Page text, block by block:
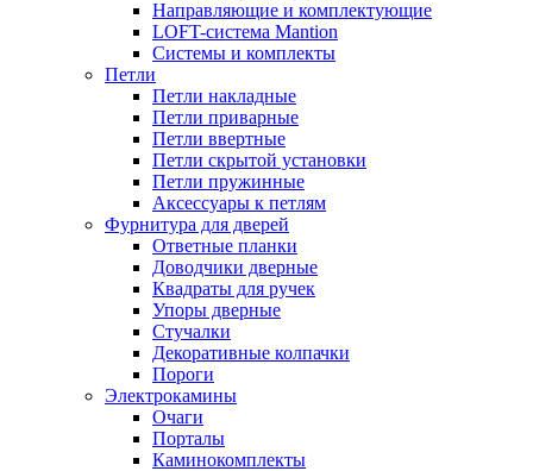
Направляющие и комплектующие
LOFT-cистема Mantion
Системы и комплекты
Петли
Петли накладные
Петли приварные
Петли ввертные
Петли скрытой установки
Петли пружинные
Аксессуары к петлям
Фурнитура для дверей
Ответные планки
Доводчики дверные
Квадраты для ручек
Упоры дверные
Стучалки
Декоративные колпачки
Пороги
Электрокамины
Очаги
Порталы
Каминокомплекты